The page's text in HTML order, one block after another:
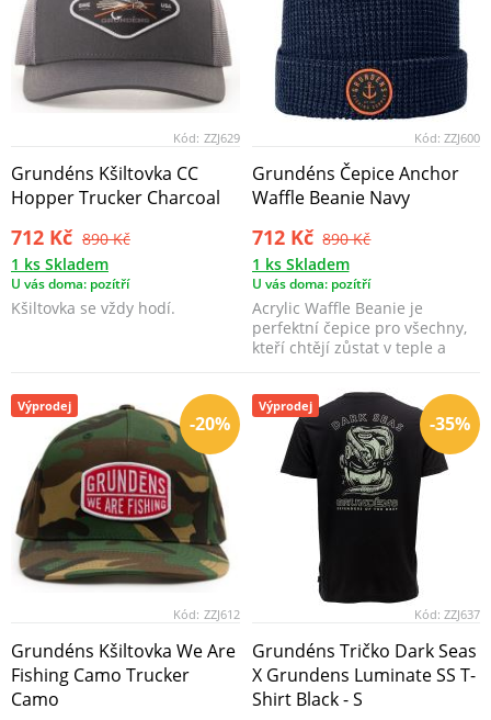
Kód: ZZJ629
Grundéns Kšiltovka CC
Hopper Trucker Charcoal
712 Kč 890 Kč
1 ks Skladem
U vás doma: pozítří
Kšiltovka se vždy hodí.
Kód: ZZJ600
Grundéns Čepice Anchor
Waffle Beanie Navy
712 Kč 890 Kč
1 ks Skladem
U vás doma: pozítří
Acrylic Waffle Beanie je
perfektní čepice pro všechny,
kteří chtějí zůstat v teple a
-20%
Výprodej
Kód: ZZJ612
Grundéns Kšiltovka We Are
Fishing Camo Trucker
Camo
-35%
Výprodej
Kód: ZZJ637
Grundéns Tričko Dark Seas
X Grundens Luminate SS T-
Shirt Black - S